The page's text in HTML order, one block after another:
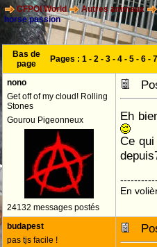
CFPOI World Autres animaux
horse passion
Bas de
page
Pages : 1 - 2 - 3 - 4 - 5 - 6 - 7
nono
Get off of my cloud! Rolling
Stones
Gourou Pigeonneux
24132 messages postés
Eh
Ce
En
budapest
pas tjs facile !